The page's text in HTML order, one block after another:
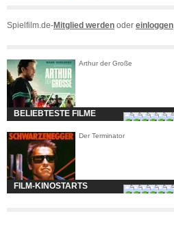
Spielfilm.de-Mitglied werden oder einloggen
Arthur der Große
BELIEBTESTE FILME
Der Terminator
FILM-KINOSTARTS